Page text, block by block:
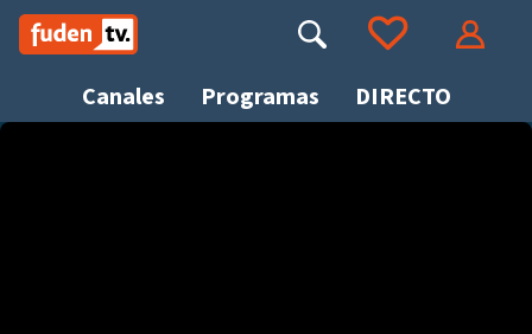
Saltar
contenido
Canales Programas DIRECTO
Buscar Ir a tus favoritos